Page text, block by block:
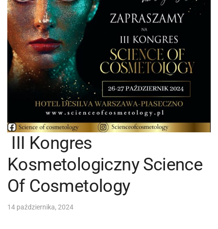
III Kongres
Kosmetologiczny Science
Of Cosmetology
14 października, 2024